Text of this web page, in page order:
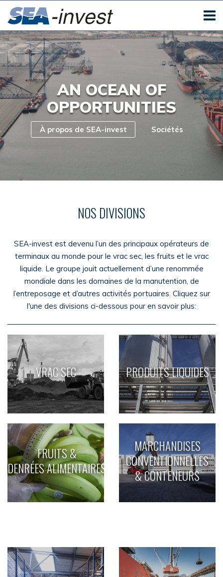
AN OCEAN OF
OPPORTUNITIES
À propos de SEA-invest Sociétés
NOS DIVISIONS
SEA-invest est devenu l’un des principaux opérateurs de
terminaux au monde pour le vrac sec, les fruits et le vrac
liquide. Le groupe jouit actuellement d’une renommée
mondiale dans les domaines de la manutention, de
l’entreposage et d’autres activités portuaires. Cliquez sur
l'une des divisions ci-dessous pour en savoir plus:
VRAC SEC PRODUITS LIQUIDES
FRUITS &
DENRÉES ALIMENTAIRES
MARCHANDISES
CONVENTIONNELLES
& CONTENEURS